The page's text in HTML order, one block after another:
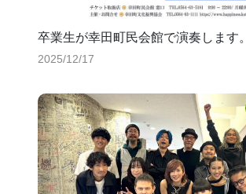
卒業生が幸田町民会館で演奏します。
2025/12/17